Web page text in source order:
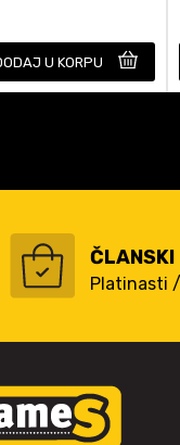
U KORPU
ČLANSKI
Platinasti